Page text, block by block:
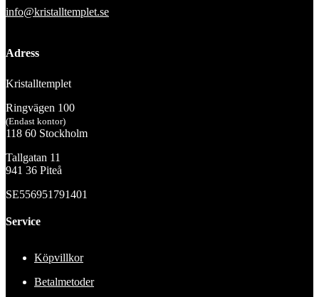
info@kristalltemplet.se
Adress
Kristalltemplet
Ringvägen 100
(Endast kontor)
118 60 Stockholm
Tallgatan 11
941 36 Piteå
SE556951791401
Service
Köpvillkor
Betalmetoder